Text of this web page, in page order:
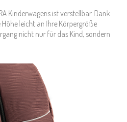
Kinderwagens ist verstellbar. Dank
Höhe leicht an Ihre Körpergröße
nicht nur für das Kind, sondern